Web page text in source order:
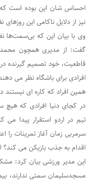
احساس شان این بوده است
نیز از دلایل ناکامی این
وی با بیان این که بی‌سمت‌ها
گفت: از مدیری همچون محمد
قاطعیت، خود تصمیم گیرنده در
افرادی برای باشگاه نظر می
همین افراد که کاره ای
در کجای دنیا افرادی که هیچ
تیم در اردو استقرار پیدا
سرمربی زمان آغاز تمرینات را
اقدام به جذب بازیکن می کند؟
این مدیر ورزشی بیان کرد:
مسجدسلیمان سمتی ندارند،